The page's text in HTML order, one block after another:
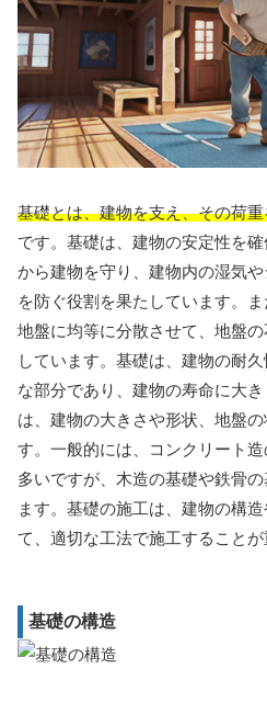
基礎とは、建物を支え、その荷
です。基礎は、建物の安定性を
から建物を守り、建物内の湿気
を防ぐ役割を果たしています。
地盤に均等に分散させて、地盤
しています。基礎は、建物の耐
な部分であり、建物の寿命に大
は、建物の大きさや形状、地盤
す。一般的には、コンクリート
多いですが、木造の基礎や鉄骨
ます。基礎の施工は、建物の構
て、適切な工法で施工することが
基礎の構造